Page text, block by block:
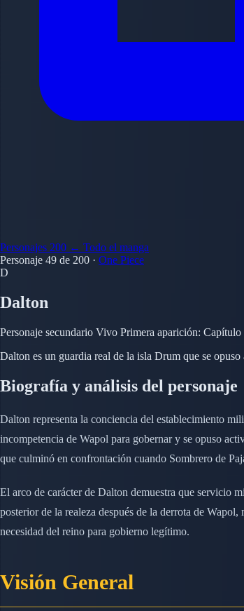
Personajes 200 ← Todo el manga
Personaje 49 de 200 · One Piece
D
Dalton
Personaje secundario Vivo Primera aparición: Capítulo
Dalton es un guardia real de la isla Drum que se
Biografía y análisis del personaje
Dalton representa la conciencia del establecimiento
incompetencia de Wapol para gobernar y se opuso
que culminó en confrontación cuando Sombrero de
El arco de carácter de Dalton demuestra que servicio
posterior de la realeza después de la derrota de
necesidad del reino para gobierno legítimo.
Visión General